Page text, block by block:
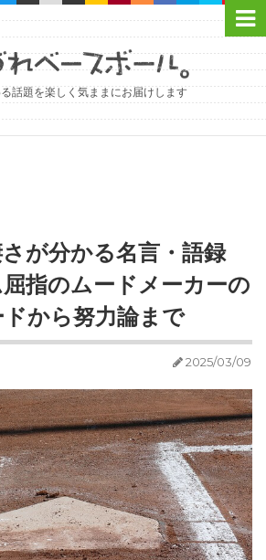
話題を楽しく気ままにお届けします
が分かる名言・語録
指のムードメーカーの
から努力論まで
2025/03/09